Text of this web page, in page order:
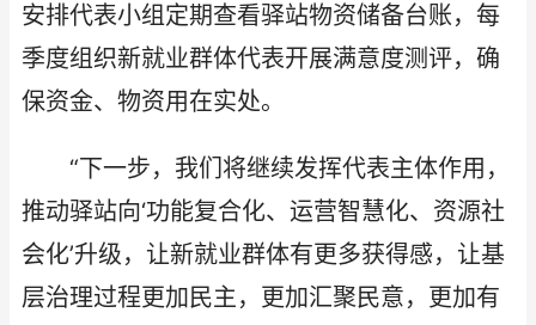
安排代表小组定期查看驿站物资储备台账，每
季度组织新就业群体代表开展满意度测评，确
保资金、物资用在实处。
“下一步，我们将继续发挥代表主体作用，
推动驿站向‘功能复合化、运营智慧化、资源社
会化’升级，让新就业群体有更多获得感，让基
层治理过程更加民主，更加汇聚民意，更加有